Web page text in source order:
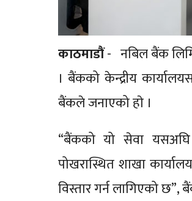
काठमाडाैं- नबिल बैंक
। बैंकको केन्द्रीय
बैंकले जनाएको हाे ।
“बैंकको यो सेवा यसअघि
पोखरास्थित शाखा
विस्तार गर्न लागिएको